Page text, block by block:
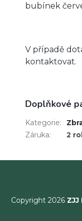
bubínek
V případě
kontaktovat.
Doplňkové
Kategorie:
Záruka: 2
Copyright 2026 ZJJ